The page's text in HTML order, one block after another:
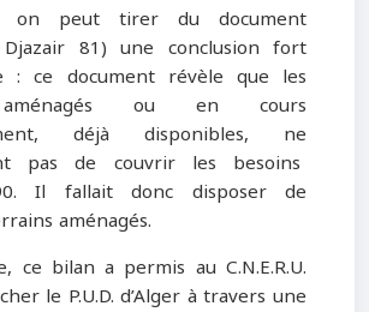
on peut tirer du document
81) une conclusion fort
: ce document révèle que les
ou en cours
déjà disponibles, ne
pas de couvrir les besoins
Il fallait donc disposer de
aménagés.
ce bilan a permis au C.N.E.R.U.
le P.U.D. d’Alger à travers une